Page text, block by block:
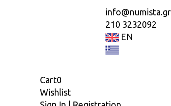
info@numista.gr
210 3232092
EN
Cart0
Wishlist